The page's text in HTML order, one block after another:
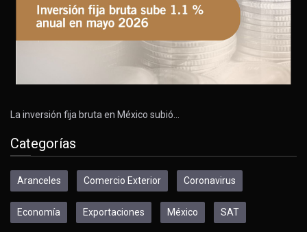
La inversión fija bruta en México subió…
Categorías
Aranceles Comercio Exterior Coronavirus
Economía Exportaciones México SAT